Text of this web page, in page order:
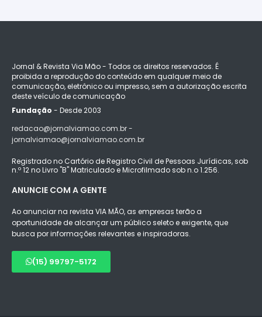
Jornal & Revista Via Mão - Todos os direitos reservados. É
proibida a reprodução do conteúdo em qualquer meio de
comunicação, eletrônico ou impresso, sem a autorização escrita
deste veículo de comunicação
Fundação - Desde 2003
redacao@jornalviamao.com.br -
jornalviamao@jornalviamao.com.br
Registrado no Cartório de Registro Civil de Pessoas Jurídicas, sob
n.º 12 no Livro "B" Matriculado e Microfilmado sob n.o 1.256.
ANUNCIE COM A GENTE
Ao anunciar na revista VIA MÃO, as empresas terão a
oportunidade de alcançar um público seleto e exigente, que
busca por informações relevantes e inspiradoras.
(15) 99797-5172